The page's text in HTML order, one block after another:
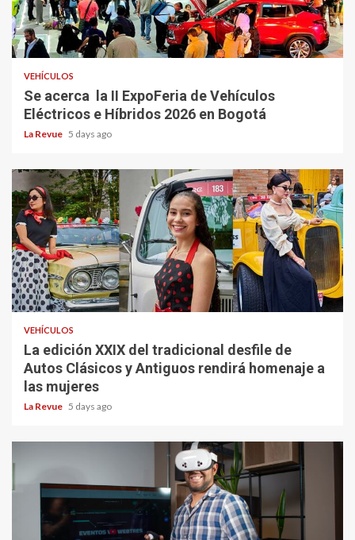
VEHÍCULOS
Se acerca la II ExpoFeria de Vehículos
Eléctricos e Híbridos 2026 en Bogotá
La Revue 5 days ago
VEHÍCULOS
La edición XXIX del tradicional desfile de
Autos Clásicos y Antiguos rendirá homenaje a
las mujeres
La Revue 5 days ago